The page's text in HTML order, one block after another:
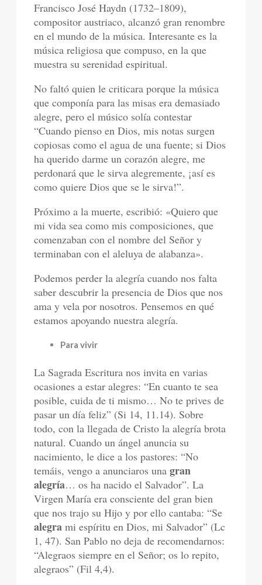
Francisco José Haydn (1732–1809),
compositor austriaco, alcanzó gran renombre
en el mundo de la música. Interesante es la
música religiosa que compuso, en la que
muestra su serenidad espiritual.
No faltó quien le criticara porque la música
que componía para las misas era demasiado
alegre, pero el músico solía contestar
“Cuando pienso en Dios, mis notas surgen
copiosas como el agua de una fuente; si Dios
ha querido darme un corazón alegre, me
perdonará que le sirva alegremente, ¡así es
como quiere Dios que se le sirva!”.
Próximo a la muerte, escribió: «Quiero que
mi vida sea como mis composiciones, que
comenzaban con el nombre del Señor y
terminaban con el aleluya de alabanza».
Podemos perder la alegría cuando nos falta
saber descubrir la presencia de Dios que nos
ama y vela por nosotros. Pensemos en qué
estamos apoyando nuestra alegría.
Para vivir
La Sagrada Escritura nos invita en varias
ocasiones a estar alegres: “En cuanto te sea
posible, cuida de ti mismo… No te prives de
pasar un día feliz” (Si 14, 11.14). Sobre
todo, con la llegada de Cristo la alegría brota
natural. Cuando un ángel anuncia su
nacimiento, le dice a los pastores: “No
temáis, vengo a anunciaros unagran
alegría… os ha nacido el Salvador”. La
Virgen María era consciente del gran bien
que nos trajo su Hijo y por ello cantaba: “Se
alegra mi espíritu en Dios, mi Salvador” (Lc
1, 47). San Pablo no deja de recomendarnos:
“Alegraos siempre en el Señor; os lo repito,
alegraos” (Fil 4,4).